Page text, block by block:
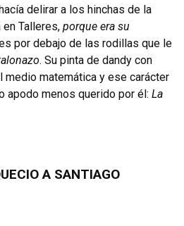
delirar a los hinchas de la
Talleres, porque era su
por debajo de las rodillas que le
. Su pinta de dandy con
medio matemática y ese carácter
apodo menos querido por él: La
A SANTIAGO